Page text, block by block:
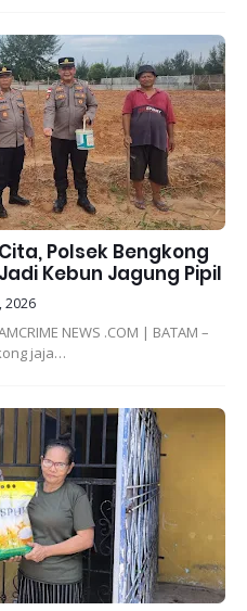
Polsek Bengkong
Kebun Jagung Pipil
2026
NEWS .COM | BATAM –
jaja…